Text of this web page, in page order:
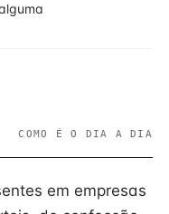
COMO É O DIA A DIA
em empresas